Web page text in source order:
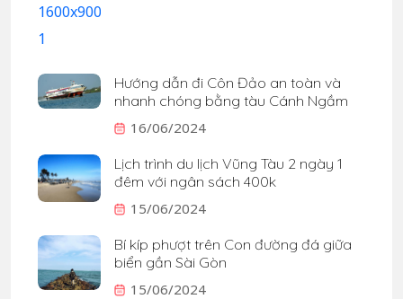
Hướng dẫn đi Côn Đảo an toàn và
nhanh chóng bằng tàu Cánh Ngầm
16/06/2024
Lịch trình du lịch Vũng Tàu 2 ngày 1
đêm với ngân sách 400k
15/06/2024
Bí kíp phượt trên Con đường đá giữa
biển gần Sài Gòn
15/06/2024